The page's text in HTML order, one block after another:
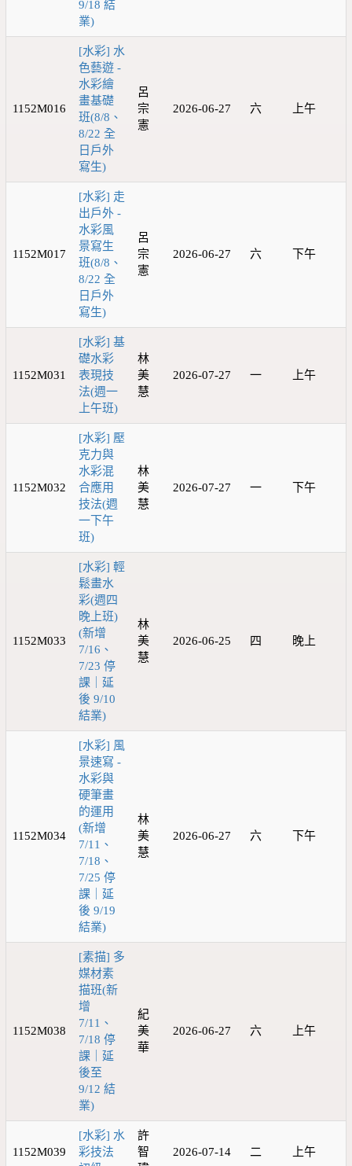
9/18 結
業)
1152M016
[水彩] 水
色藝遊 -
水彩繪
畫基礎
班(8/8、
8/22 全
日戶外
寫生)
呂
宗
憲
2026-06-27 六 上午
1152M017
[水彩] 走
出戶外 -
水彩風
景寫生
班(8/8、
8/22 全
日戶外
寫生)
呂
宗
憲
2026-06-27 六 下午
1152M031
[水彩] 基
礎水彩
表現技
法(週一
上午班)
林
美
慧
2026-07-27 一 上午
1152M032
[水彩] 壓
克力與
水彩混
合應用
技法(週
一下午
班)
林
美
慧
2026-07-27 一 下午
1152M033
[水彩] 輕
鬆畫水
彩(週四
晚上班)
(新增
7/16、
7/23 停
課｜延
後 9/10
結業)
林
美
慧
2026-06-25 四 晚上
1152M034
[水彩] 風
景速寫 -
水彩與
硬筆畫
的運用
(新增
7/11、
7/18、
7/25 停
課｜延
後 9/19
結業)
林
美
慧
2026-06-27 六 下午
1152M038
[素描] 多
媒材素
描班(新
增
7/11、
7/18 停
課｜延
後至
9/12 結
業)
紀
美
華
2026-06-27 六 上午
1152M039
[水彩] 水
彩技法
許
智
2026-07-14 二 上午